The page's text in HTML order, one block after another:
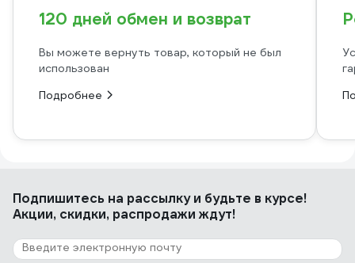
120 дней обмен и возврат
Вы можете вернуть товар, который не был
использован
Подробнее
Подпишитесь на рассылкуи будьте в курсе!
Акции, скидки, распродажи ждут!